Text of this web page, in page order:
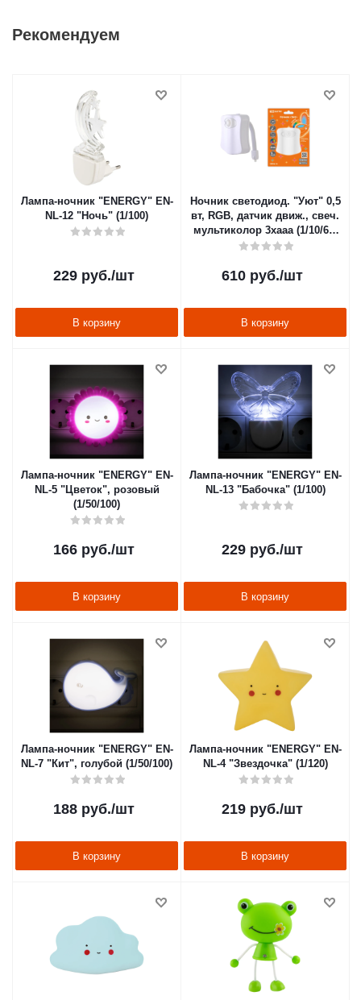
Рекомендуем
Лампа-ночник "ENERGY" EN-
NL-12 "Ночь" (1/100)
229 руб./шт
В корзину
Ночник светодиод. "Уют" 0,5
вт, RGB, датчик движ., свеч.
мультиколор 3хааа (1/10/60)
TDM SQ0357-0124
610 руб./шт
В корзину
Лампа-ночник "ENERGY" EN-
NL-5 "Цветок", розовый
(1/50/100)
166 руб./шт
В корзину
Лампа-ночник "ENERGY" EN-
NL-13 "Бабочка" (1/100)
229 руб./шт
В корзину
Лампа-ночник "ENERGY" EN-
NL-7 "Кит", голубой (1/50/100)
188 руб./шт
В корзину
Лампа-ночник "ENERGY" EN-
NL-4 "Звездочка" (1/120)
219 руб./шт
В корзину